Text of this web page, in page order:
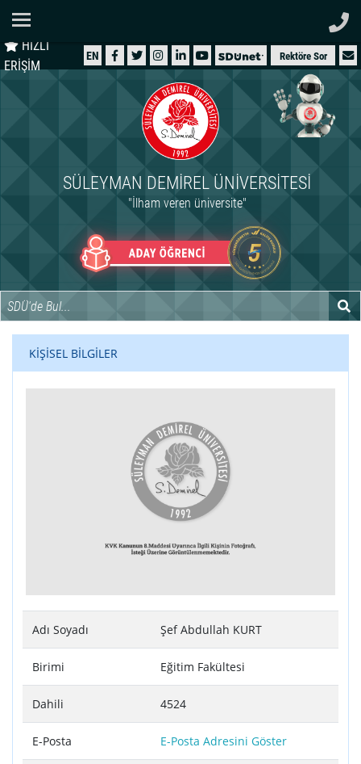
HIZLI
ERİŞİM
EN Rektöre Sor
SÜLEYMAN DEMIREL ÜNIVERSITESI
"İlham veren üniversite"
ÜNİVERSİTEMİZ
İDARİ
ARAŞTIRMA
INTERNATIONAL
KİŞİSEL BİLGİLER
Adı Soyadı Şef Abdullah KURT
Birimi Eğitim Fakültesi
Dahili 4524
E-Posta E-Posta Adresini Göster